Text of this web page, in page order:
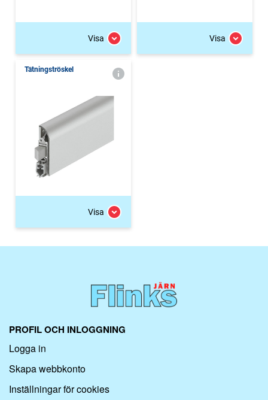
Visa Visa
Tätningströskel
Visa
PROFIL OCH INLOGGNING
Logga in
Skapa webbkonto
Inställningar för cookies